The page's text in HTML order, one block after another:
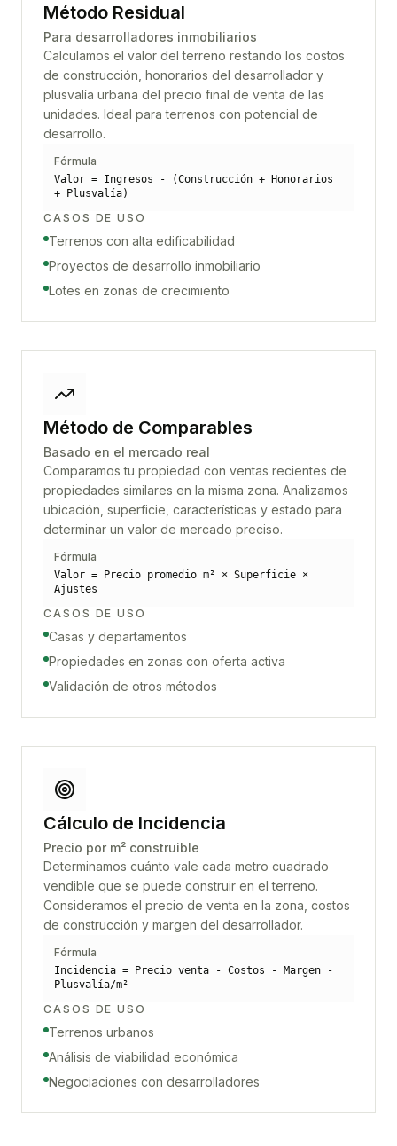
Método Residual
Para desarrolladores inmobiliarios
Calculamos el valor del terreno restando los costos
de construcción, honorarios del desarrollador y
plusvalía urbana del precio final de venta de las
unidades. Ideal para terrenos con potencial de
desarrollo.
Fórmula
Valor = Ingresos - (Construcción + Honorarios
+ Plusvalía)
CASOS DE USO
Terrenos con alta edificabilidad
Proyectos de desarrollo inmobiliario
Lotes en zonas de crecimiento
Método de Comparables
Basado en el mercado real
Comparamos tu propiedad con ventas recientes de
propiedades similares en la misma zona. Analizamos
ubicación, superficie, características y estado para
determinar un valor de mercado preciso.
Fórmula
Valor = Precio promedio m² × Superficie ×
Ajustes
CASOS DE USO
Casas y departamentos
Propiedades en zonas con oferta activa
Validación de otros métodos
Cálculo de Incidencia
Precio por m² construible
Determinamos cuánto vale cada metro cuadrado
vendible que se puede construir en el terreno.
Consideramos el precio de venta en la zona, costos
de construcción y margen del desarrollador.
Fórmula
Incidencia = Precio venta - Costos - Margen -
Plusvalía/m²
CASOS DE USO
Terrenos urbanos
Análisis de viabilidad económica
Negociaciones con desarrolladores